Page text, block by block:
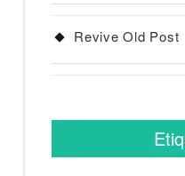
Revive Old Post